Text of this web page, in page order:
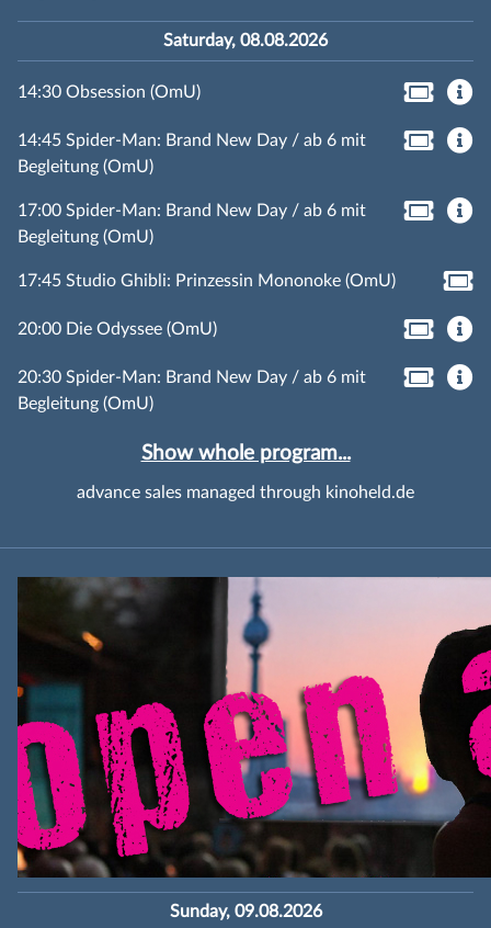
Saturday, 08.08.2026
14:30 Obsession (OmU)
14:45 Spider-Man: Brand New Day / ab 6 mit
Begleitung (OmU)
17:00 Spider-Man: Brand New Day / ab 6 mit
Begleitung (OmU)
17:45 Studio Ghibli: Prinzessin Mononoke (OmU)
20:00 Die Odyssee (OmU)
20:30 Spider-Man: Brand New Day / ab 6 mit
Begleitung (OmU)
Show whole program...
advance sales managed through kinoheld.de
Sunday, 09.08.2026